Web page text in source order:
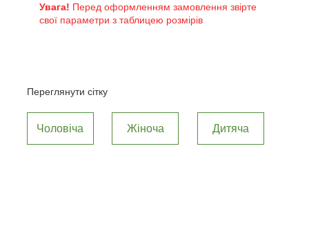
Увага! Перед оформленням замовлення звірте
свої параметри з таблицею розмірів
Переглянути сітку
Чоловіча Жіноча Дитяча